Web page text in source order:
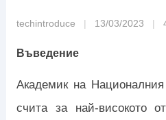
techintroduce 13/03/2023
Въведение
Академик на
счита за най-високото